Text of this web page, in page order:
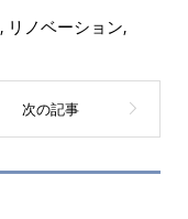
, リノベーション,